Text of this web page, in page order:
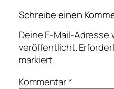
Schreibe einen
Deine E-Mail-Adresse
veröffentlicht.
markiert
Kommentar*